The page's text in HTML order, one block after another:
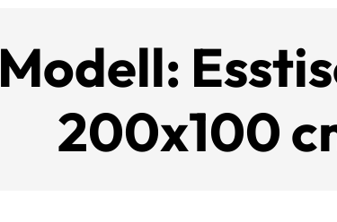
Modell:
200x100